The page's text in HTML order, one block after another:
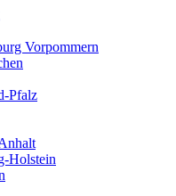
Vorpommern
Pfalz
Holstein